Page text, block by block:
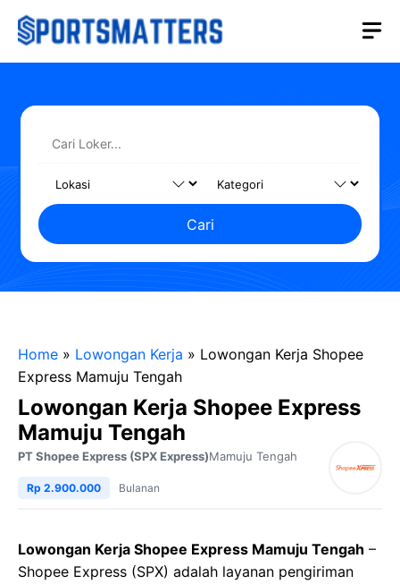
Langsung
Cari
Home » Lowongan Kerja » Lowongan Kerja Shopee
Express Mamuju Tengah
Lowongan Kerja Shopee Express
Mamuju Tengah
PT Shopee Express (SPX Express)Mamuju Tengah
Rp 2.900.000 Bulanan
Lowongan Kerja Shopee Express Mamuju Tengah –
Shopee Express (SPX) adalah layanan pengiriman